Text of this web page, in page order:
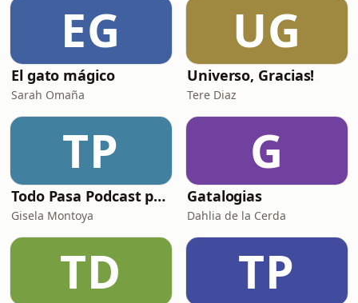
EG
El gato mágico
Sarah Omaña
UG
Universo, Gracias!
Tere Diaz
TP
Todo Pasa Podcast por Gisela Montoya
Gisela Montoya
G
Gatalogias
Dahlia de la Cerda
TD TP